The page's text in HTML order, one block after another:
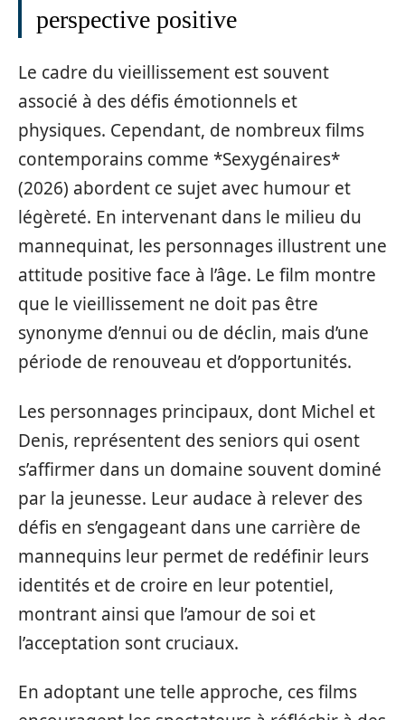
perspective positive
Le cadre du vieillissement est souvent
associé à des défis émotionnels et
physiques. Cependant, de nombreux films
contemporains comme *Sexygénaires*
(2026) abordent ce sujet avec humour et
légèreté. En intervenant dans le milieu du
mannequinat, les personnages illustrent une
attitude positive face à l’âge. Le film montre
que le vieillissement ne doit pas être
synonyme d’ennui ou de déclin, mais d’une
période de renouveau et d’opportunités.
Les personnages principaux, dont Michel et
Denis, représentent des seniors qui osent
s’affirmer dans un domaine souvent dominé
par la jeunesse. Leur audace à relever des
défis en s’engageant dans une carrière de
mannequins leur permet de redéfinir leurs
identités et de croire en leur potentiel,
montrant ainsi que l’amour de soi et
l’acceptation sont cruciaux.
En adoptant une telle approche, ces films